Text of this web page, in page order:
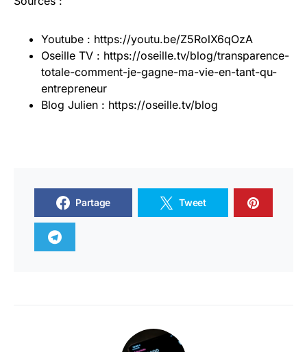
Youtube : https://youtu.be/Z5RolX6qOzA
Oseille TV : https://oseille.tv/blog/transparence-
totale-comment-je-gagne-ma-vie-en-tant-qu-
entrepreneur
Blog Julien : https://oseille.tv/blog
Partage Tweet